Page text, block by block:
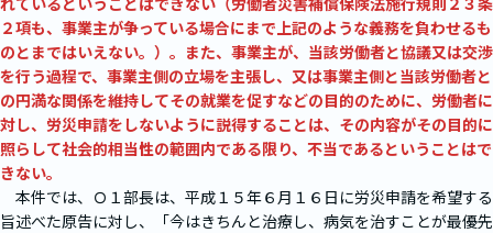
２項も、事業主が争っている場合にまで上記のような義務を負わせるも
のとまではいえない。）。また、事業主が、当該労働者と協議又は交渉
を行う過程で、事業主側の立場を主張し、又は事業主側と当該労働者と
の円満な関係を維持してその就業を促すなどの目的のために、労働者に
対し、労災申請をしないように説得することは、その内容がその目的に
照らして社会的相当性の範囲内である限り、不当であるということはで
きない。
本件では、Ｏ１部長は、平成１５年６月１６日に労災申請を希望する
旨述べた原告に対し、「今はきちんと治療し、病気を治すことが最優先